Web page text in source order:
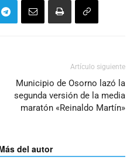
Artículo siguiente
Municipio de Osorno lazó la
segunda versión de la media
maratón «Reinaldo Martín»
del autor